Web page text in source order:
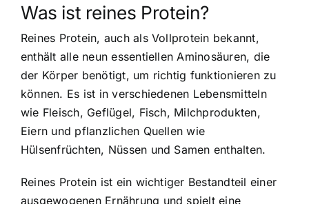
Was ist reines Protein?
Reines Protein, auch als Vollprotein bekannt,
enthält alle neun essentiellen Aminosäuren, die
der Körper benötigt, um richtig funktionieren zu
können. Es ist in verschiedenen Lebensmitteln
wie Fleisch, Geflügel, Fisch, Milchprodukten,
Eiern und pflanzlichen Quellen wie
Hülsenfrüchten, Nüssen und Samen enthalten.
Reines Protein ist ein wichtiger Bestandteil einer
ausgewogenen Ernährung und spielt eine